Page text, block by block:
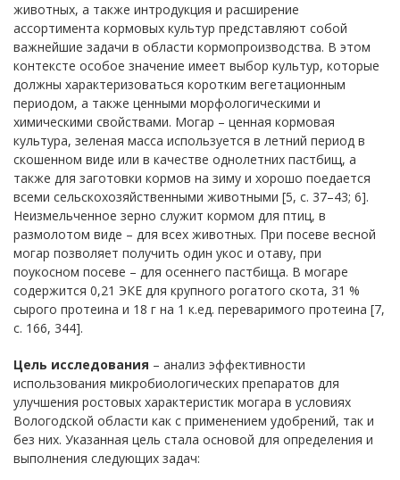
животных, а также интродукция и расширение
ассортимента кормовых культур представляют собой
важнейшие задачи в области кормопроизводства. В этом
контексте особое значение имеет выбор культур, которые
должны характеризоваться коротким вегетационным
периодом, а также ценными морфологическими и
химическими свойствами. Могар – ценная кормовая
культура, зеленая масса используется в летний период в
скошенном виде или в качестве однолетних пастбищ, а
также для заготовки кормов на зиму и хорошо поедается
всеми сельскохозяйственными животными [5, с. 37–43; 6].
Неизмельченное зерно служит кормом для птиц, в
размолотом виде – для всех животных. При посеве весной
могар позволяет получить один укос и отаву, при
поукосном посеве – для осеннего пастбища. В могаре
содержится 0,21 ЭКЕ для крупного рогатого скота, 31 %
сырого протеина и 18 г на 1 к.ед. переваримого протеина [7,
с. 166, 344].
Цель исследования – анализ эффективности
использования микробиологических препаратов для
улучшения ростовых характеристик могара в условиях
Вологодской области как с применением удобрений, так и
без них. Указанная цель стала основой для определения и
выполнения следующих задач: